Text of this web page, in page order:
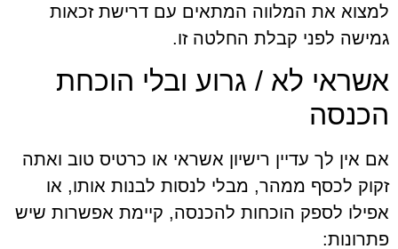
למצוא את המלווה המתאים עם דרישת זכאות
גמישה לפני קבלת החלטה זו.
אשראי לא / גרוע ובלי הוכחת
הכנסה
אם אין לך עדיין רישיון אשראי או כרטיס טוב ואתה
זקוק לכסף ממהר, מבלי לנסות לבנות אותו, או
אפילו לספק הוכחות להכנסה, קיימת אפשרות שיש
פתרונות: